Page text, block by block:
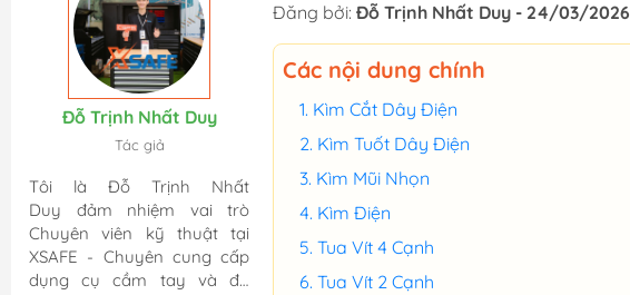
Đỗ Trịnh Nhất Duy
Tác giả
Tôi là Đỗ Trịnh Nhất
Duy đảm nhiệm vai trò
Chuyên viên kỹ thuật tại
XSAFE - Chuyên cung cấp
dụng cụ cầm tay và đồ
Đăng bởi: Đỗ Trịnh Nhất Duy - 24/03/2026
Các nội dung chính
Kìm Cắt Dây Điện
Kìm Tuốt Dây Điện
Kìm Mũi Nhọn
Kìm Điện
Tua Vít 4 Cạnh
Tua Vít 2 Cạnh